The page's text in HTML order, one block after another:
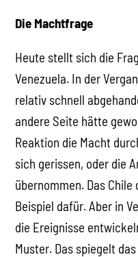
Die Machtfrage
Heute stellt sich die
Venezuela. In der
relativ schnell
andere Seite hätte
Reaktion die Macht
sich gerissen, oder die
übernommen. Das
Beispiel dafür. Aber in
die Ereignisse
Muster. Das spiegelt